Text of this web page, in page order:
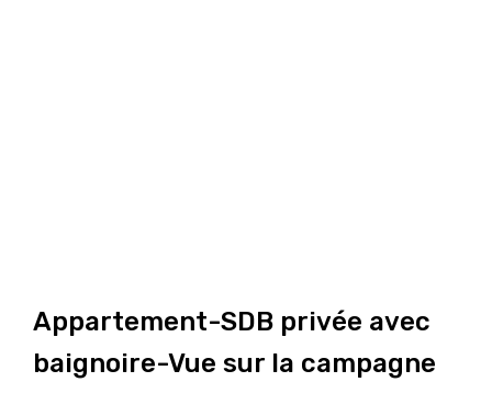
Appartement-SDB privée avec
baignoire-Vue sur la campagne